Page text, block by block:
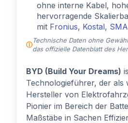
ohne interne Kabel,
hervorragende
mit Fronius, Kostal, SMA
Technische Daten ohne
das offizielle Datenblatt des
BYD (Build Your Dreams)
Technologieführer, der als
Hersteller von
Pionier im Bereich der
Maßstäbe in Sachen